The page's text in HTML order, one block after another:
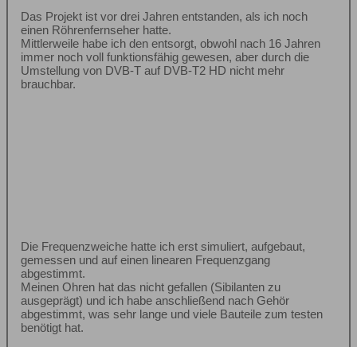
Das Projekt ist vor drei Jahren entstanden, als ich noch
einen Röhrenfernseher hatte.
Mittlerweile habe ich den entsorgt, obwohl nach 16 Jahren
immer noch voll funktionsfähig gewesen, aber durch die
Umstellung von DVB-T auf DVB-T2 HD nicht mehr
brauchbar.
Die Frequenzweiche hatte ich erst simuliert, aufgebaut,
gemessen und auf einen linearen Frequenzgang
abgestimmt.
Meinen Ohren hat das nicht gefallen (Sibilanten zu
ausgeprägt) und ich habe anschließend nach Gehör
abgestimmt, was sehr lange und viele Bauteile zum testen
benötigt hat.